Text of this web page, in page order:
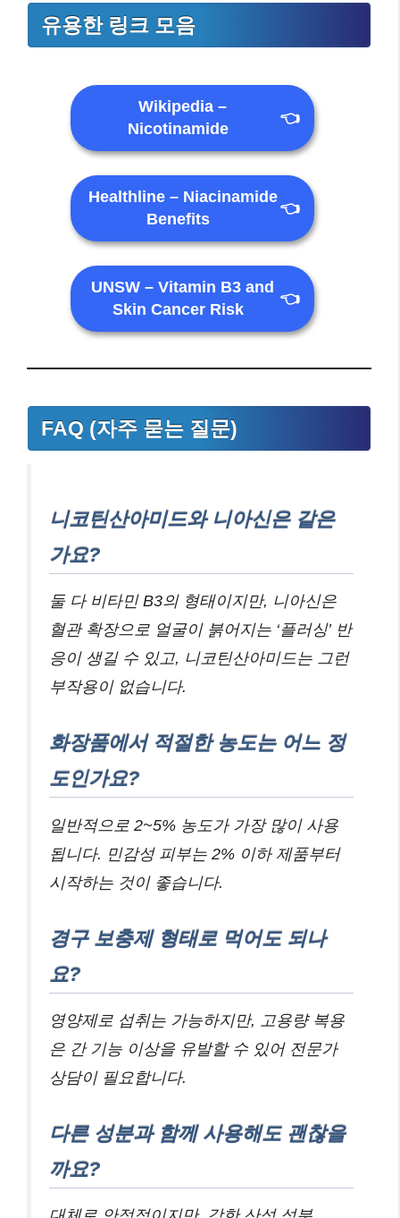
유용한 링크 모음
Wikipedia –
Nicotinamide
👈
Healthline – Niacinamide
Benefits
👈
UNSW – Vitamin B3 and
Skin Cancer Risk
👈
FAQ (자주 묻는 질문)
니코틴산아미드와 니아신은 같은
가요?
둘 다 비타민 B3의 형태이지만, 니아신은
혈관 확장으로 얼굴이 붉어지는 ‘플러싱’ 반
응이 생길 수 있고, 니코틴산아미드는 그런
부작용이 없습니다.
화장품에서 적절한 농도는 어느 정
도인가요?
일반적으로 2~5% 농도가 가장 많이 사용
됩니다. 민감성 피부는 2% 이하 제품부터
시작하는 것이 좋습니다.
경구 보충제 형태로 먹어도 되나
요?
영양제로 섭취는 가능하지만, 고용량 복용
은 간 기능 이상을 유발할 수 있어 전문가
상담이 필요합니다.
다른 성분과 함께 사용해도 괜찮을
까요?